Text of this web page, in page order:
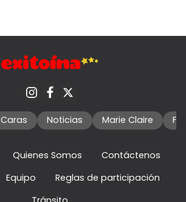
Caras Noticias Marie Claire
Quienes Somos
Contáctenos
Equipo
Reglas de participación